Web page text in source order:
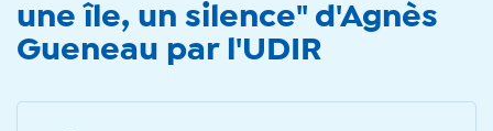
une île, un silence" d'Agnès
Gueneau par l'UDIR